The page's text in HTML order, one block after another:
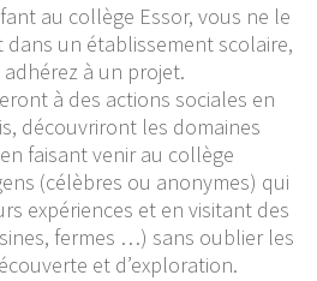
au collège Essor, vous ne le
un établissement scolaire,
adhérez à un projet.
à des actions sociales en
découvriront les domaines
faisant venir au collège
(célèbres ou anonymes) qui
expériences et en visitant des
fermes …) sans oublier les
et d’exploration.